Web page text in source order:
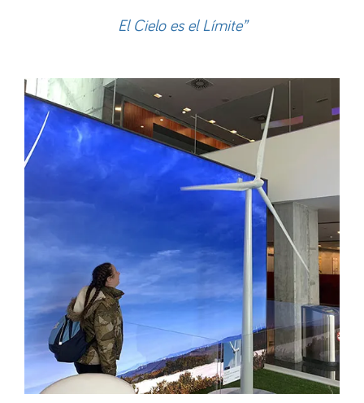
El Cielo es el Límite”